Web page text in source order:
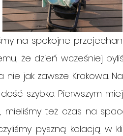
na spokojne
że dzień wcześniej
jak zawsze Krakowa.
szybko. Pierwszym
mieliśmy też czas na
pyszną kolacją w